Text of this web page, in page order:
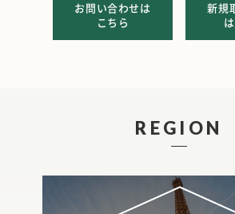
お問い合わせは
こちら
新規
REGION